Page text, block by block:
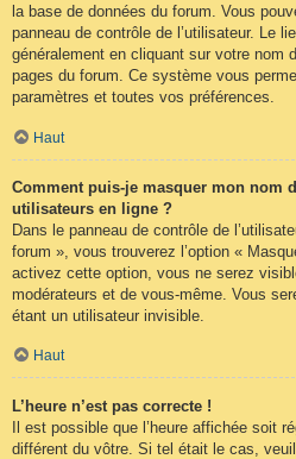
la base de données du forum. Vous
panneau de contrôle de l’utilisateur. Le
généralement en cliquant sur votre nom
pages du forum. Ce système vous
paramètres et toutes vos préférences.
Haut
Comment puis-je masquer mon nom
utilisateurs en ligne ?
Dans le panneau de contrôle de
forum », vous trouverez l’option «
activez cette option, vous ne serez
modérateurs et de vous-même. Vous
étant un utilisateur invisible.
Haut
L’heure n’est pas correcte !
Il est possible que l’heure affichée soit
différent du vôtre. Si tel était le cas,